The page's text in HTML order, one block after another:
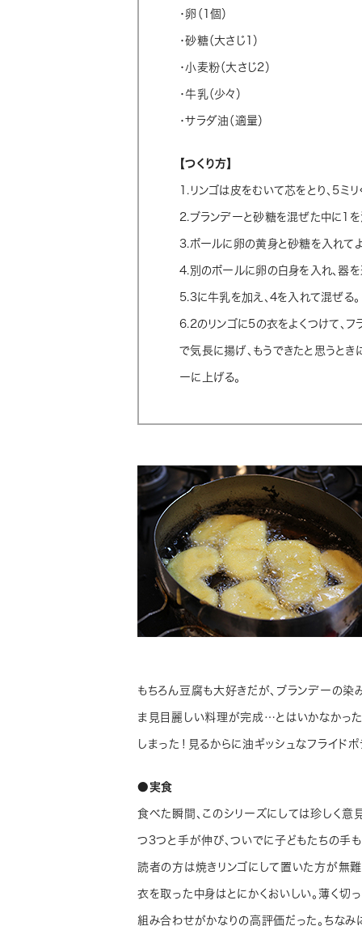
・卵（1個）
・砂糖（大さじ1）
・小麦粉（大さじ2）
・牛乳（少々）
・サラダ油（適量）
【つくり方】
1.リンゴは皮をむいて芯をとり、5ミ
2.ブランデーと砂糖を混ぜた中に1を
3.ボールに卵の黄身と砂糖を入れて
4.別のボールに卵の白身を入れ、器を
5.3に牛乳を加え、4を入れて混ぜる。
6.2のリンゴに5の衣をよくつけて、
で気長に揚げ、もうできたと思うとき
ーに上げる。
もちろん豆腐も大好きだが、ブランデーの染
ま見目麗しい料理が完成…とはいかなかった
しまった！見るからに油ギッシュなフライド
●実食
食べた瞬間、このシリーズにしては珍しく
つ3つと手が伸び、ついでに子どもたちの手
読者の方は焼きリンゴにして置いた方が無難
衣を取った中身はとにかくおいしい。薄く切
組み合わせがかなりの高評価だった。ちな